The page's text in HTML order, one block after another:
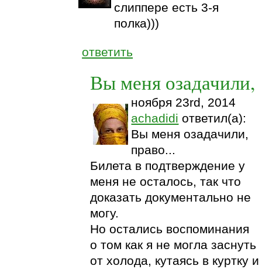
слиппере есть 3-я
полка)))
ответить
Вы меня озадачили,
ноября 23rd, 2014
achadidi ответил(а):
Вы меня озадачили,
право...
Билета в подтверждение у
меня не осталось, так что
доказать документально не
могу.
Но остались воспоминания
о том как я не могла заснуть
от холода, кутаясь в куртку и